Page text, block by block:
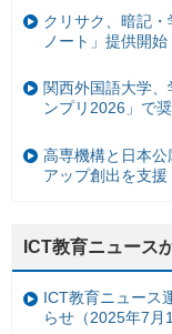
クリサク、暗記
ノート」提供開始
関西外国語大学
ンプリ2026」で
高専機構と日本
アップ創出を支援
ICT教育ニュース
ICT教育ニュース
らせ（2025年7月1